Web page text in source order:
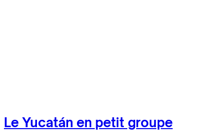
Le Yucatán en petit groupe